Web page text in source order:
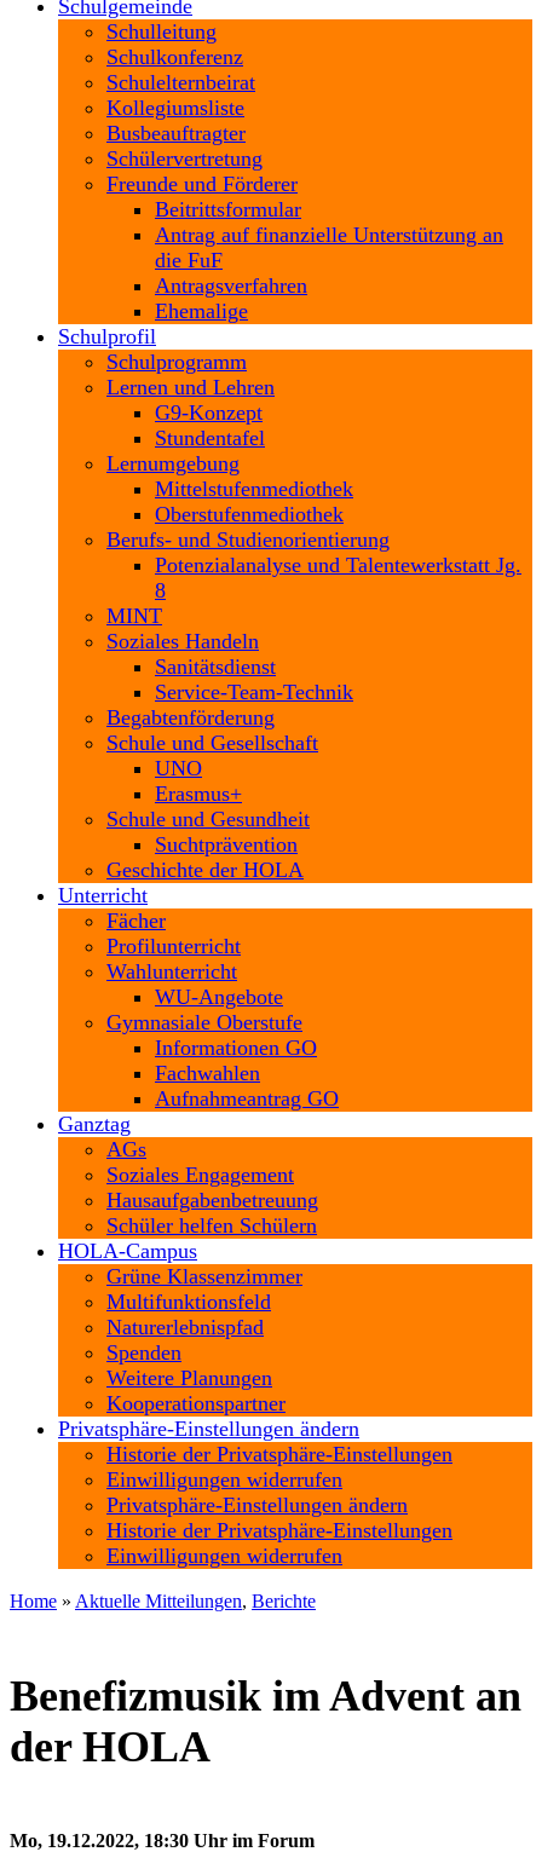
Schulgemeinde
Schulleitung
Schulkonferenz
Schulelternbeirat
Kollegiumsliste
Busbeauftragter
Schülervertretung
Freunde und Förderer
Beitrittsformular
Antrag auf finanzielle Unterstützung an
die FuF
Antragsverfahren
Ehemalige
Schulprofil
Schulprogramm
Lernen und Lehren
G9-Konzept
Stundentafel
Lernumgebung
Mittelstufenmediothek
Oberstufenmediothek
Berufs- und Studienorientierung
Potenzialanalyse und Talentewerkstatt Jg.
8
MINT
Soziales Handeln
Sanitätsdienst
Service-Team-Technik
Begabtenförderung
Schule und Gesellschaft
UNO
Erasmus+
Schule und Gesundheit
Suchtprävention
Geschichte der HOLA
Unterricht
Fächer
Profilunterricht
Wahlunterricht
WU-Angebote
Gymnasiale Oberstufe
Informationen GO
Fachwahlen
Aufnahmeantrag GO
Ganztag
AGs
Soziales Engagement
Hausaufgabenbetreuung
Schüler helfen Schülern
HOLA-Campus
Grüne Klassenzimmer
Multifunktionsfeld
Naturerlebnispfad
Spenden
Weitere Planungen
Kooperationspartner
Privatsphäre-Einstellungen ändern
Historie der Privatsphäre-Einstellungen
Einwilligungen widerrufen
Privatsphäre-Einstellungen ändern
Historie der Privatsphäre-Einstellungen
Einwilligungen widerrufen
Home » Aktuelle Mitteilungen, Berichte
Benefizmusik im Advent an
der HOLA
Mo, 19.12.2022, 18:30 Uhr im Forum